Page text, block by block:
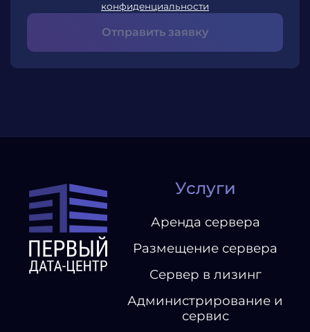
конфиденциальности
Отправить заявку
Услуги
Аренда сервера
Размещение сервера
Сервер в лизинг
Администрирование и
сервис